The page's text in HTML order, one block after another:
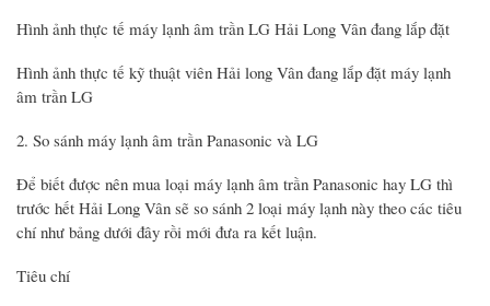
Hình ảnh thực tế máy lạnh âm trần LG Hải Long Vân đang lắp đặt
Hình ảnh thực tế kỹ thuật viên Hải long Vân đang lắp đặt máy lạnh
âm trần LG
2. So sánh máy lạnh âm trần Panasonic và LG
Để biết được nên mua loại máy lạnh âm trần Panasonic hay LG thì
trước hết Hải Long Vân sẽ so sánh 2 loại máy lạnh này theo các tiêu
chí như bảng dưới đây rồi mới đưa ra kết luận.
Tiêu chí